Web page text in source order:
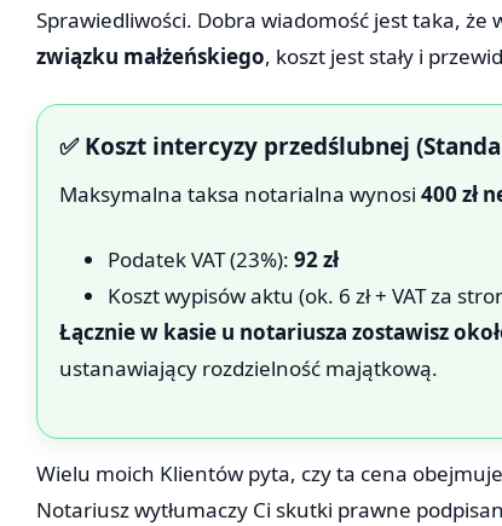
Sprawiedliwości. Dobra wiadomość jest taka,
związku małżeńskiego, koszt jest stały i
✅ Koszt intercyzy przedślubnej
Maksymalna taksa notarialna wynosi 400 zł
Podatek VAT (23%): 92 zł
Koszt wypisów aktu (ok. 6 zł + VAT za
Łącznie w kasie u notariusza zostawisz
ustanawiający rozdzielność majątkową.
Wielu moich Klientów pyta, czy ta cena
Notariusz wytłumaczy Ci skutki prawne